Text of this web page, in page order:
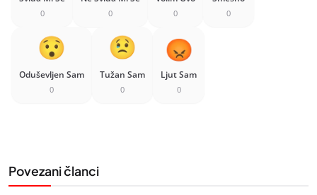
0 0 0 0
Oduševljen Sam
0
Tužan Sam
0
Ljut Sam
0
Povezani članci